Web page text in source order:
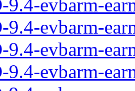
9.4-evbarm-
9.4-evbarm-
9.4-evbarm-
9.4-evbarm-